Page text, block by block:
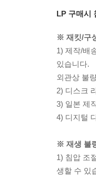
LP 구매시
※ 재킷/구
1) 제작/배
있습니다.
외관상 불
2) 디스크
3) 일본 제
4) 디지털
※ 재생 불
1) 침압 조
생할 수 있